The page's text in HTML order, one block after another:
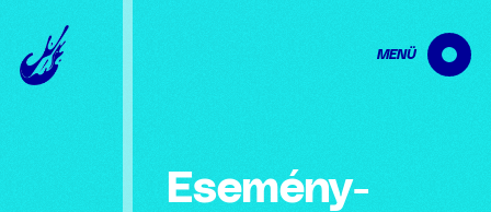
MENÜ
Esemény­